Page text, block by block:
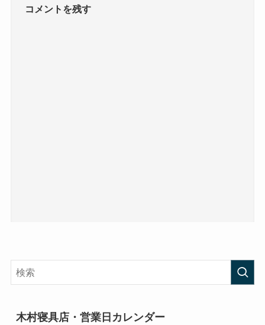
コメントを残す
木村寝具店・営業日カレンダー